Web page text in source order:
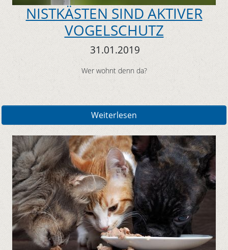
NISTKÄSTEN SIND AKTIVER
VOGELSCHUTZ
31.01.2019
Wer wohnt denn da?
Weiterlesen